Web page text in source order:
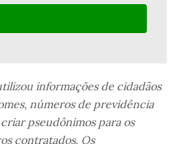
informações de cidadãos
números de previdência
pseudônimos para os
contratados. Os